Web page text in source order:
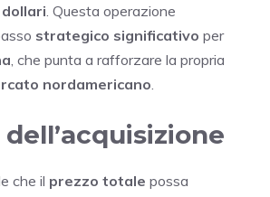
. Questa operazione
strategico significativo per
, che punta a rafforzare la propria
nordamericano
che il prezzo totale possa